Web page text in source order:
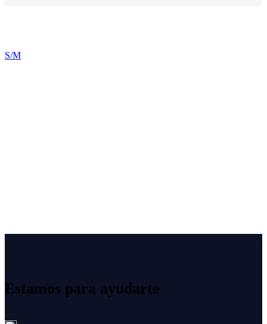
S/M
Estamos para ayudarte